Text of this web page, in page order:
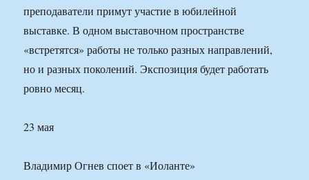
преподаватели примут участие в юбилейной
выставке. В одном выставочном пространстве
«встретятся» работы не только разных направлений,
но и разных поколений. Экспозиция будет работать
ровно месяц.
23 мая
Владимир Огнев споет в «Иоланте»